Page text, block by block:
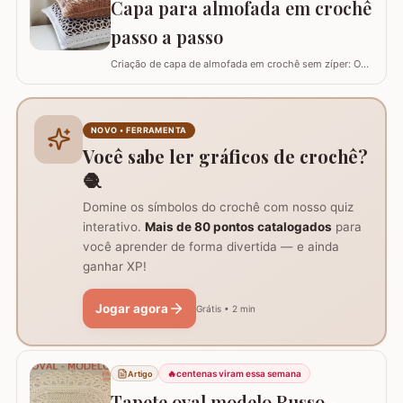
fios Barroco maxcolor, Barroco…
Capa para almofada em crochê
passo a passo
Criação de capa de almofada em crochê sem zíper: O
prática para lavar e versátil, usando crochê com fio de
Materiais necessários para o projeto: São
imprescindíveis fio de algodão nº6, agulha de…
NOVO • FERRAMENTA
Você sabe ler gráficos de crochê?
🧶
Domine os símbolos do crochê com nosso quiz
interativo. Mais de 80 pontos catalogados para
você aprender de forma divertida — e ainda
ganhar XP!
Jogar agora Grátis • 2 min
Artigo 🔥centenas viram essa semana